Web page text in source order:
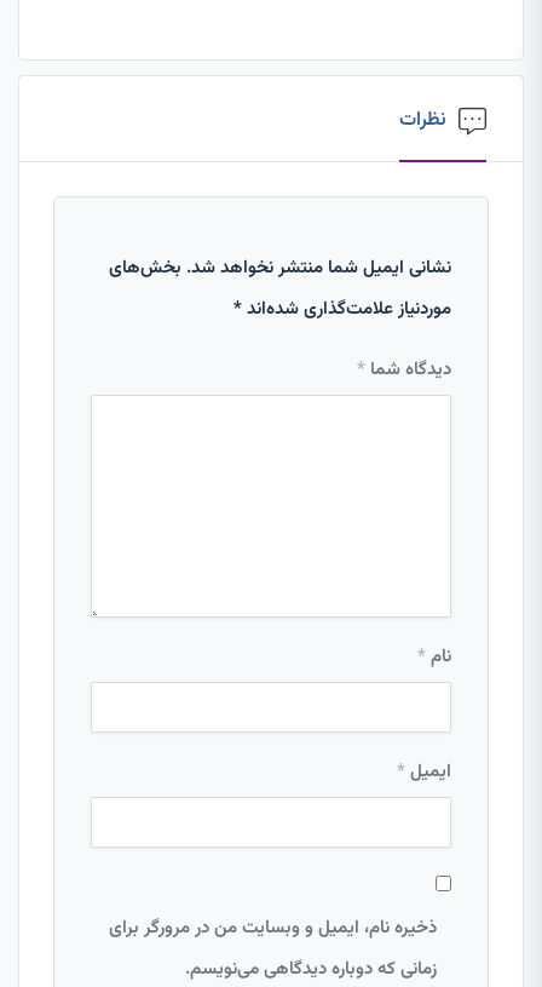
نظرات
نشانی ایمیل شما منتشر نخواهد شد. بخش‌های
موردنیاز علامت‌گذاری شده‌اند*
دیدگاه شما *
نام*
ایمیل*
ذخیره نام، ایمیل و وبسایت من در مرورگر برای
زمانی که دوباره دیدگاهی می‌نویسم.